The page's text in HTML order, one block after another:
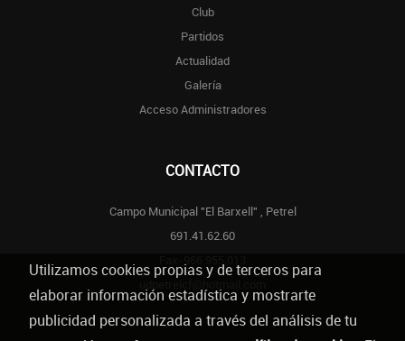
Club
Partidos
Actualidad
Galería
Acceso Administradores
CONTACTO
Campo Municipal "El Barxell" , Petrel
691.41.62.60
Utilizamos cookies propias y de terceros para
elaborar información estadística y mostrarte
publicidad personalizada a través del análisis de tu